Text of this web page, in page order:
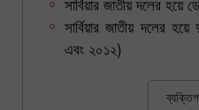
সার্বিয়ার জাতীয় দলের
এবং ২০১২)